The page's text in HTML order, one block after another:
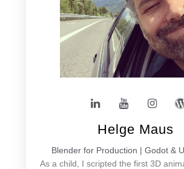
Helge Maus
Blender for Production | Godot &
As a child, I scripted the first 3D